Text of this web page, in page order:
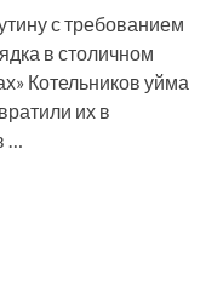
с требованием
в столичном
Котельников уйма
их в
…